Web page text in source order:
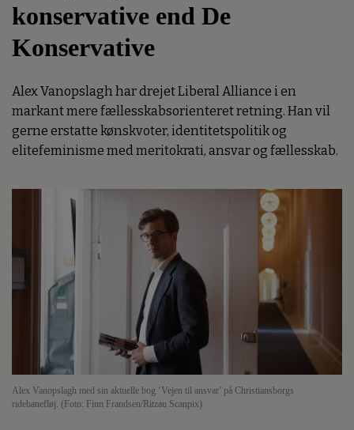
konservative end De
Konservative
Alex Vanopslagh har drejet Liberal Alliance i en
markant mere fællesskabsorienteret retning. Han vil
gerne erstatte kønskvoter, identitetspolitik og
elitefeminisme med meritokrati, ansvar og fællesskab.
Alex Vanopslagh med sin aktuelle bog ‘Vejen til ansvar’ på Christiansborgs
ridebanefløj. (Foto: Finn Frandsen/Ritzau Scanpix)